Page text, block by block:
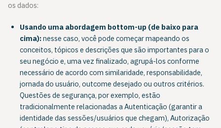
os dados:
Usando uma abordagem bottom-up (de baixo para
cima):nesse caso, você pode começar mapeando os
conceitos, tópicos e descrições que são importantes para o
seu negócio e, uma vez finalizado, agrupá-los conforme
necessário de acordo com similaridade, responsabilidade,
jornada do usuário, outcome desejado ou outros critérios.
Questões de segurança, por exemplo, estão
tradicionalmente relacionadas a Autenticação (garantir a
identidade das sessões/usuários que chegam), Autorização